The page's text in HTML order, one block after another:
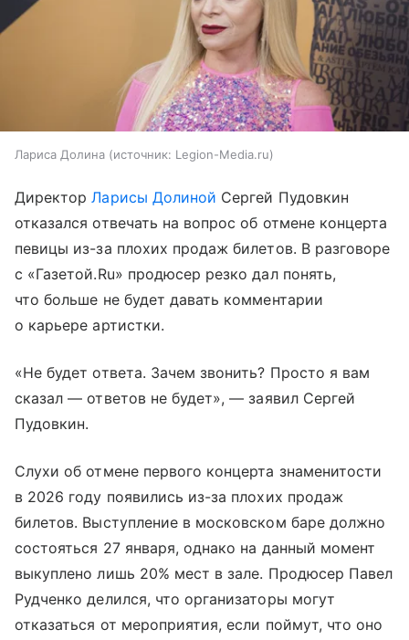
Лариса Долина источник: Legion-Media.ru
ДиректорЛарисы Долиной Сергей Пудовкин
отказался отвечать на вопрос об отмене концерта
певицы из-за плохих продаж билетов. В разговоре
с «Газетой.Ru» продюсер резко дал понять,
что больше не будет давать комментарии
о карьере артистки.
«Не будет ответа. Зачем звонить? Просто я вам
сказал — ответов не будет», — заявил Сергей
Пудовкин.
Слухи об отмене первого концерта знаменитости
в 2026 году появились из-за плохих продаж
билетов. Выступление в московском баре должно
состояться 27 января, однако на данный момент
выкуплено лишь 20% мест в зале. Продюсер Павел
Рудченко делился, что организаторы могут
отказаться от мероприятия, если поймут, что оно